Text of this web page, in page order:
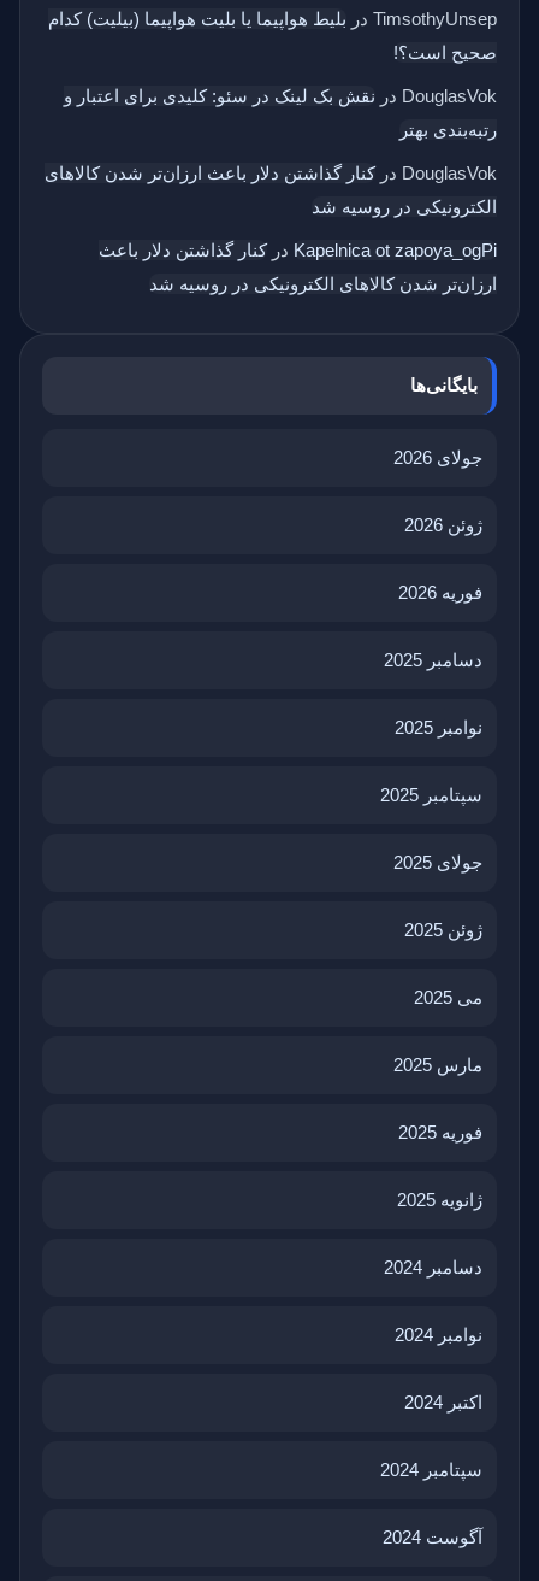
TimsothyUnsep در بلیط هواپیما یا بلیت هواپیما (بیلیت) کدام
صحیح است؟!
DouglasVok در نقش بک‌ لینک در سئو: کلیدی برای اعتبار و
رتبه‌بندی بهتر
DouglasVok درکنار گذاشتن دلار باعث ارزان‌تر شدن کالاهای
الکترونیکی در روسیه شد
Kapelnica ot zapoya_ogPi درکنار گذاشتن دلار باعث
ارزان‌تر شدن کالاهای الکترونیکی در روسیه شد
بایگانی‌ها
جولای 2026
ژوئن 2026
فوریه 2026
دسامبر 2025
نوامبر 2025
سپتامبر 2025
جولای 2025
ژوئن 2025
می 2025
مارس 2025
فوریه 2025
ژانویه 2025
دسامبر 2024
نوامبر 2024
اکتبر 2024
سپتامبر 2024
آگوست 2024